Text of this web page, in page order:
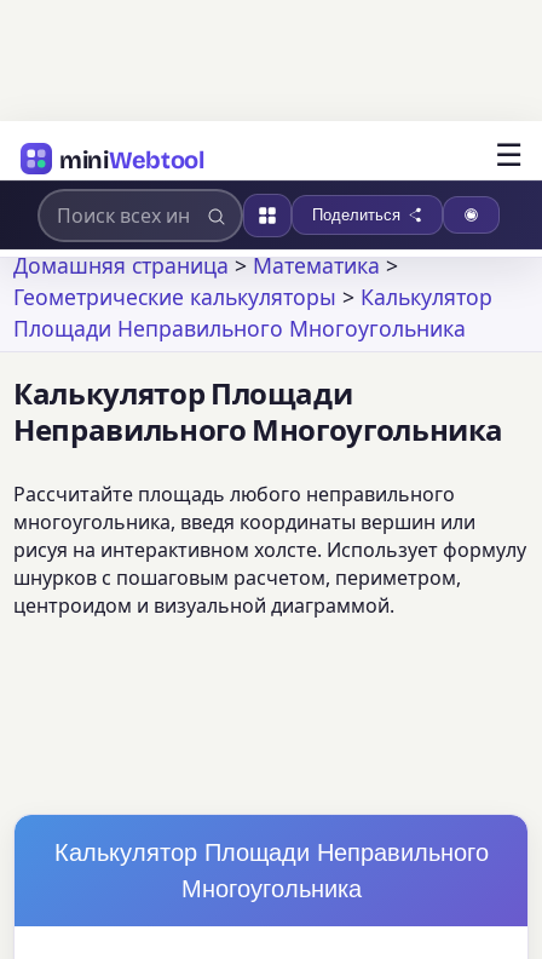
miniWebtool ☰
Поделиться
Домашняя страница>Математика>
Геометрические калькуляторы > Калькулятор
Площади Неправильного Многоугольника
Калькулятор Площади
Неправильного Многоугольника
Рассчитайте площадь любого неправильного
многоугольника, введя координаты вершин или
рисуя на интерактивном холсте. Использует формулу
шнурков с пошаговым расчетом, периметром,
центроидом и визуальной диаграммой.
Калькулятор Площади Неправильного
Многоугольника